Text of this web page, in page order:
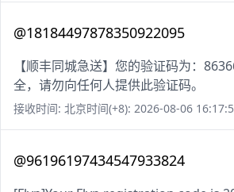
@18184497878350922095
【顺丰同城急送】您的验证码为：
全，请勿向任何人提供此验证码。
接收时间: 北京时间(+8): 2026-08-06
@96196197434547933824